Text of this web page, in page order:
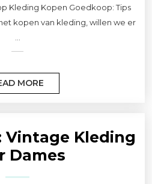
Kleding Kopen Goedkoop: Tips
kopen van kleding, willen we er
MORE
Vintage Kleding
Dames